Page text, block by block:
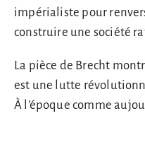
impérialiste pour
construire une société
La pièce de Brecht
est une lutte
À l’époque comme